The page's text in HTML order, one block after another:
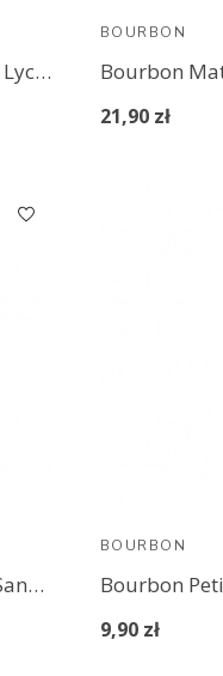
Boba Cat Fruity Passion Fruit Lychee Popping Boba Tea 500 ml
BOURBON
Bourbon
21,90 zł
Bourbon Petit Cocoa Vanilla Sand Biscuits
BOURBON
9,90 zł